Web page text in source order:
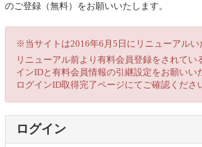
のご登録（無料）をお願いいたします。
※当サイトは2016年6月5日にリニューアルい
リニューアル前より有料会員登録をされてい
インIDと有料会員情報の引継設定をお願いい
ログインID取得完了ページにてご確認くださ
ログイン